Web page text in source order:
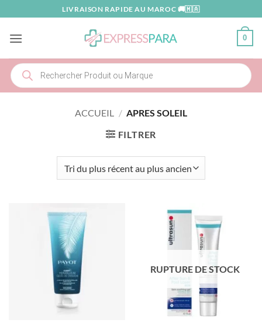
au
contenu
LIVRAISON RAPIDE AU MAROC 🚚🇲🇦
0
Recherche
de
produits
ACCUEIL / APRES SOLEIL
FILTRER
RUPTURE DE STOCK